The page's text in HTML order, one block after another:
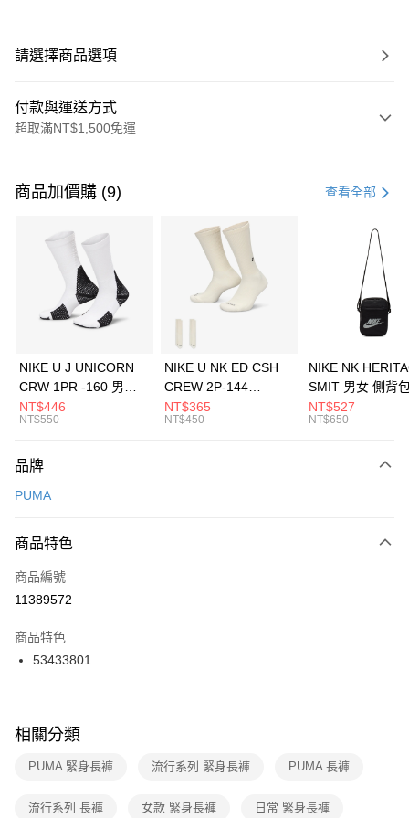
請選擇商品選項
付款與運送方式
超取滿NT$1,500免運
信用卡一次付款
3 期 0 利率 每期 21家銀行
合作金庫商業銀行
第一商業銀行
華南商業銀行
彰化商業銀行
上海商業儲蓄銀行
元大商業銀行
台灣樂天信用卡公司
Apple Pay
全盈+PAY
AFTEE先享後付
【關於「AFTEE先享後付」】
便利好安心！
３．安心：先確認商品／服務後，再付款。
【「AFTEE先享後付」結帳流程】
１．於結帳方式選擇「AFTEE先享後付」後，將跳轉至「AFTEE先享後付」
２．訂單成立數日內，您將收到繳費通知簡訊。
３．收到繳費通知簡訊後14天內，點擊此簡訊中的連結，可透過四大超商／
ATM／網路銀行／等多元方式進行付款，方視為交易完成。
※ 交易是否成功請以「AFTEE先享後付 」之結帳頁面顯示為準，若有關於
是否繳費成功／繳費後需取消欲退款等相關疑問，請聯繫「AFTEE先享後付
客戶支援中心」https://netprotections.freshdesk.com/support/home
１．透過由恩沛科技股份有限公司提供之「AFTEE先享後付」服務完成之交
運送方式
每筆NT$100，滿NT$1,500(含以上)免運費
宅配
每筆NT$100，滿NT$1,500(含以上)免運費
付款後門市自取
每筆NT$100，滿NT$1,500(含以上)免運費
商品加價購 (9) 查看全部
NIKE U J UNICORN
CRW 1PR -160 男女
中統襪 FZ3393100
NT$446
NT$550
NIKE U NK ED CSH
CREW 2P-144
EMBRDY 男女 短統襪
FZ3073133
NT$365
NT$450
NIKE NK
SMIT 男女 側背
BA5871010
NT$527
NT$650
品牌
PUMA
商品特色
商品編號
11389572
商品特色
53433801
相關分類
PUMA 緊身長褲 流行系列 緊身長褲 PUMA 長褲
流行系列 長褲 女款 緊身長褲 日常 緊身長褲